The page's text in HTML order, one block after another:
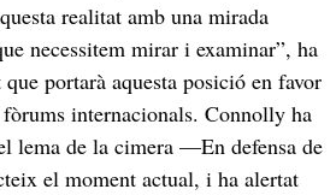
realitat amb una mirada
necessitem mirar i examinar”, ha
portarà aquesta posició en favor
internacionals. Connolly ha
lema de la cimera —En defensa de
el moment actual, i ha alertat